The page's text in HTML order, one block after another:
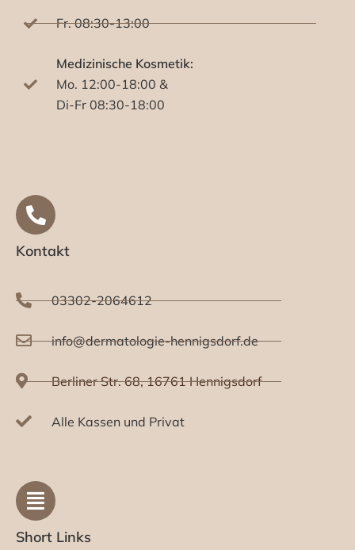
Fr. 08:30-13:00
Medizinische Kosmetik:
Mo. 12:00-18:00 &
Di-Fr 08:30-18:00
Kontakt
03302-2064612
info@dermatologie-hennigsdorf.de
Berliner Str. 68, 16761 Hennigsdorf
Alle Kassen und Privat
Short Links